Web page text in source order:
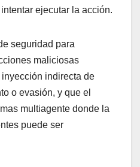
ejecutar la acción.
seguridad para
maliciosas
indirecta de
o evasión, y que el
multiagente donde la
puede ser